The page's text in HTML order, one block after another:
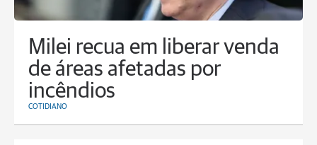
Milei recua em liberar venda
de áreas afetadas por
incêndios
COTIDIANO